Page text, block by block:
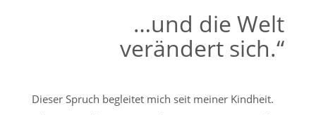
…und die Welt
verändert sich.“
Dieser Spruch begleitet mich seit meiner Kindheit.